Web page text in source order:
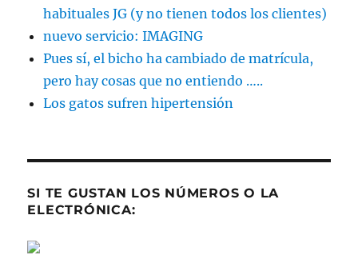
habituales JG (y no tienen todos los clientes)
nuevo servicio: IMAGING
Pues sí, el bicho ha cambiado de matrícula,
pero hay cosas que no entiendo …..
Los gatos sufren hipertensión
SI TE GUSTAN LOS NÚMEROS O LA
ELECTRÓNICA: